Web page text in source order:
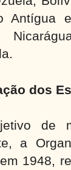
Antígua
dos
de
a
1948,